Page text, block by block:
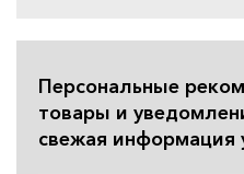
Персональные
товары и
свежая информация